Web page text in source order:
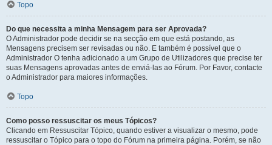
Topo
Do que necessita a minha Mensagem para ser Aprovada?
O Administrador pode decidir se na secção em que está postando, as
Mensagens precisem ser revisadas ou não. E também é possível que o
Administrador O tenha adicionado a um Grupo de Utilizadores que precise ter
suas Mensagens aprovadas antes de enviá-las ao Fórum. Por Favor, contacte
o Administrador para maiores informações.
Topo
Como posso ressuscitar os meus Tópicos?
Clicando em Ressuscitar Tópico, quando estiver a visualizar o mesmo, pode
ressuscitar o Tópico para o topo do Fórum na primeira página. Porém, se não